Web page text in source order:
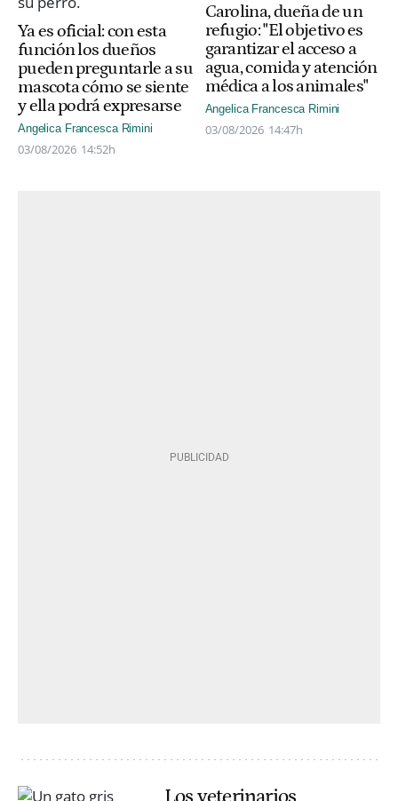
Ya es oficial: con esta
función los dueños
pueden preguntarle a su
mascota cómo se siente
y ella podrá expresarse
Angelica Francesca Rimini
03/08/2026 14:52h
Carolina, dueña de un
refugio: "El objetivo es
garantizar el acceso a
agua, comida y atención
médica a los animales"
Angelica Francesca Rimini
03/08/2026 14:47h